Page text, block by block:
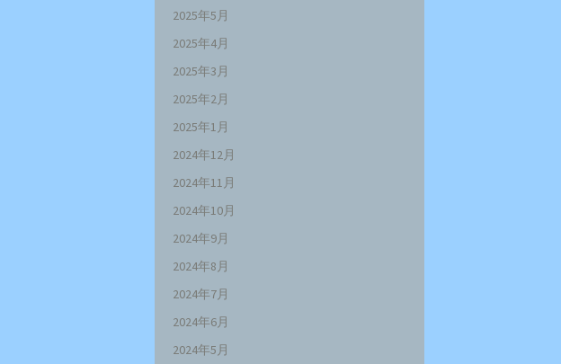
2025年5月
2025年4月
2025年3月
2025年2月
2025年1月
2024年12月
2024年11月
2024年10月
2024年9月
2024年8月
2024年7月
2024年6月
2024年5月